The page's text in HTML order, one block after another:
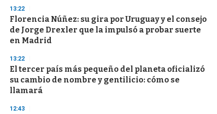
3
s
e
c
o
d
s
13:22
Florencia Núñez: su gira por Uruguay y el consejo
de Jorge Drexler que la impulsó a probar suerte
en Madrid
13:22
El tercer país más pequeño del planeta oficializó
su cambio de nombre y gentilicio: cómo se
llamará
12:43